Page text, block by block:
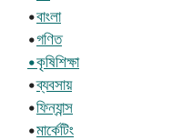
•বাংলা
•গণিত
•কৃষিশিক্ষা
•ব্যবসায়
•ফিন্যান্স
•মার্কেটিং